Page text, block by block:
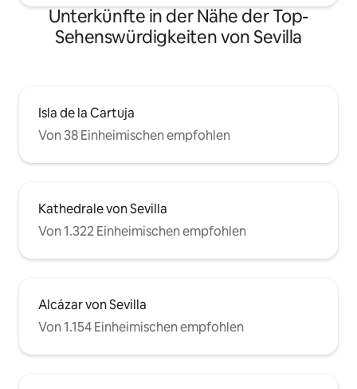
hay una puerta de cristal para salir al
pasillo, al lado de la puerta, hay un
pequeño gancho que tiene la llave de
esta puerta, para acceder al pasillo.
dir unser
Zeitschrift AD
vorgestellt wurde. Du kannst
Unterkünfte in der Nähe der Top-
Sehenswürdigkeiten von Sevilla
Isla de la Cartuja
Von 38 Einheimischen empfohlen
Kathedrale von Sevilla
Von 1.322 Einheimischen empfohlen
Alcázar von Sevilla
Von 1.154 Einheimischen empfohlen